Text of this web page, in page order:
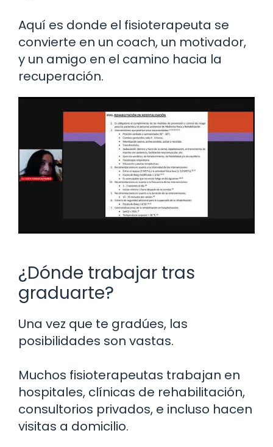
Aquí es donde el fisioterapeuta se
convierte en un coach, un motivador,
y un amigo en el camino hacia la
recuperación.
¿Dónde trabajar tras
graduarte?
Una vez que te gradúes, las
posibilidades son vastas.
Muchos fisioterapeutas trabajan en
hospitales, clínicas de rehabilitación,
consultorios privados, e incluso hacen
visitas a domicilio.